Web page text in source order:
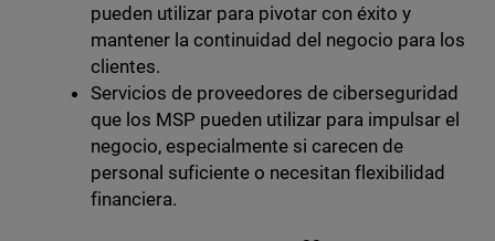
pueden utilizar para pivotar con éxito y
mantener la continuidad del negocio para los
clientes.
Servicios de proveedores de ciberseguridad
que los MSP pueden utilizar para impulsar el
negocio, especialmente si carecen de
personal suficiente o necesitan flexibilidad
financiera.